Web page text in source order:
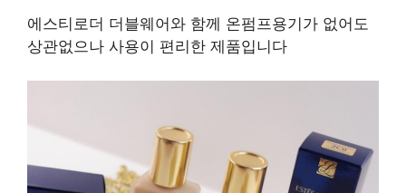
에스티로더 더블웨어와 함께 온펌프용기가 없어도
상관없으나 사용이 편리한 제품입니다